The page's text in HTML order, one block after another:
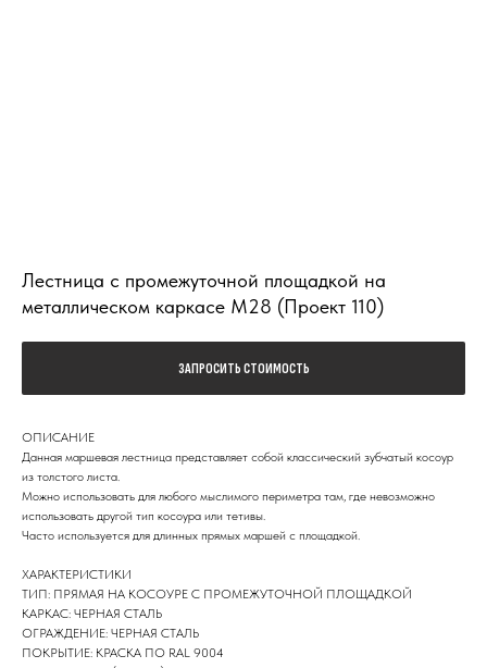
Лестница с промежуточной площадкой на
металлическом каркасе М28 (Проект 110)
ЗАПРОСИТЬ СТОИМОСТЬ
ОПИСАНИЕ
Данная маршевая лестница представляет собой классический зубчатый косоур
из толстого листа.
Можно использовать для любого мыслимого периметра там, где невозможно
использовать другой тип косоура или тетивы.
Часто используется для длинных прямых маршей с площадкой.
ХАРАКТЕРИСТИКИ
ТИП: ПРЯМАЯ НА КОСОУРЕ С ПРОМЕЖУТОЧНОЙ ПЛОЩАДКОЙ
КАРКАС: ЧЕРНАЯ СТАЛЬ
ОГРАЖДЕНИЕ: ЧЕРНАЯ СТАЛЬ
ПОКРЫТИЕ: КРАСКА ПО RAL 9004